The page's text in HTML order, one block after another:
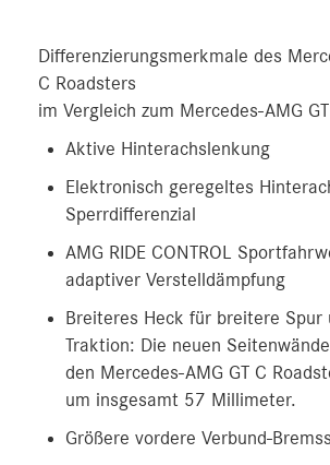
Differenzierungsmerkmale des
C Roadsters
im Vergleich zum Mercedes-AMG
Aktive Hinterachslenkung
Elektronisch geregeltes
Sperrdifferenzial
AMG RIDE CONTROL
adaptiver Verstelldämpfung
Breiteres Heck für breitere Spur
Traktion: Die neuen
den Mercedes-AMG GT C
um insgesamt 57 Millimeter.
Größere vordere Verbund-